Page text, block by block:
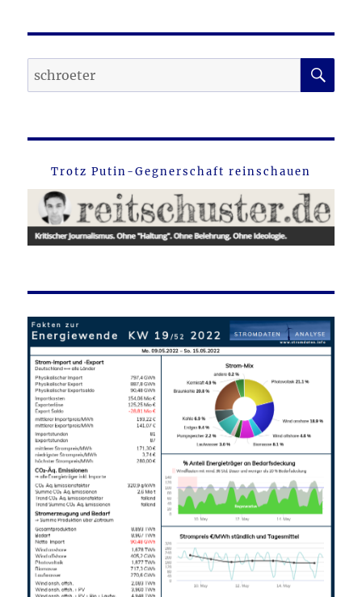
Suche
nach:
Trotz Putin-Gegnerschaft reinschauen